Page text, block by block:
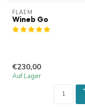
FLAEM
Wineb Go
€230,00
Auf Lager